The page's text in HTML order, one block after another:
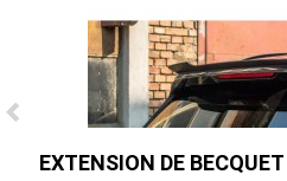
Tube en H pour Ford
EXTENSION DE